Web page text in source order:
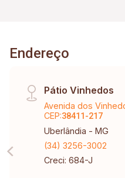
Endereço
Pátio Vinhedos
Avenida dos
CEP:38411-217
Uberlândia - MG
(34) 3256-3002
Creci: 684-J